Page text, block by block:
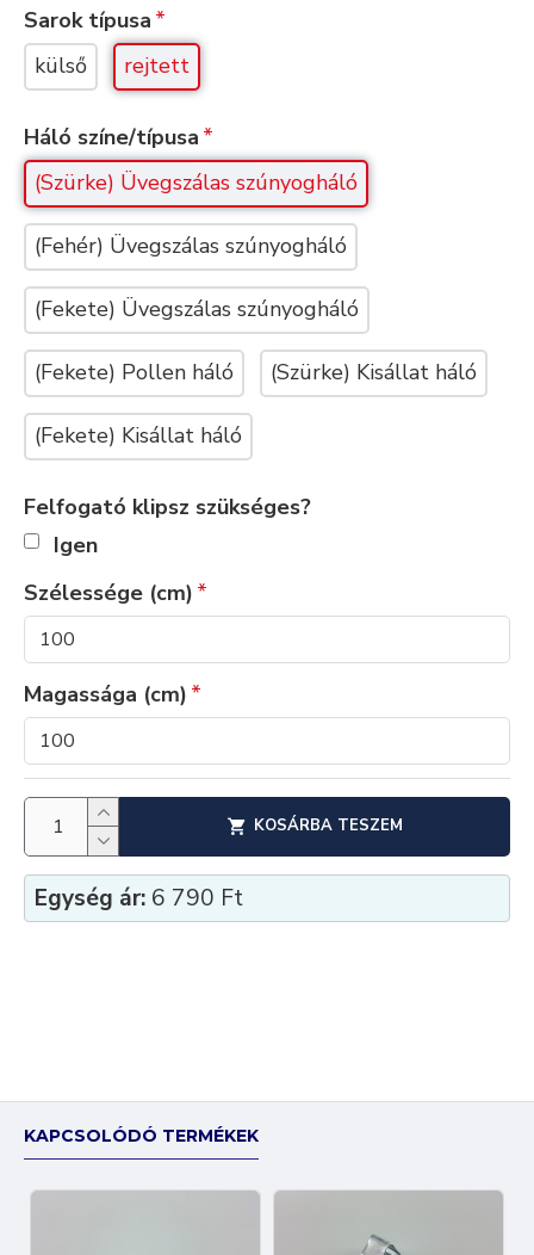
Sarok típusa
külső
rejtett
Háló színe/típusa
(Szürke) Üvegszálas szúnyogháló
(Fehér) Üvegszálas szúnyogháló
(Fekete) Üvegszálas szúnyogháló
(Fekete) Pollen háló (Szürke) Kisállat háló
(Fekete) Kisállat háló
Felfogató klipsz szükséges?
Igen
Szélessége (cm)
Magassága (cm)
KOSÁRBA TESZEM
Egység ár: 6 790 Ft
KAPCSOLÓDÓ TERMÉKEK